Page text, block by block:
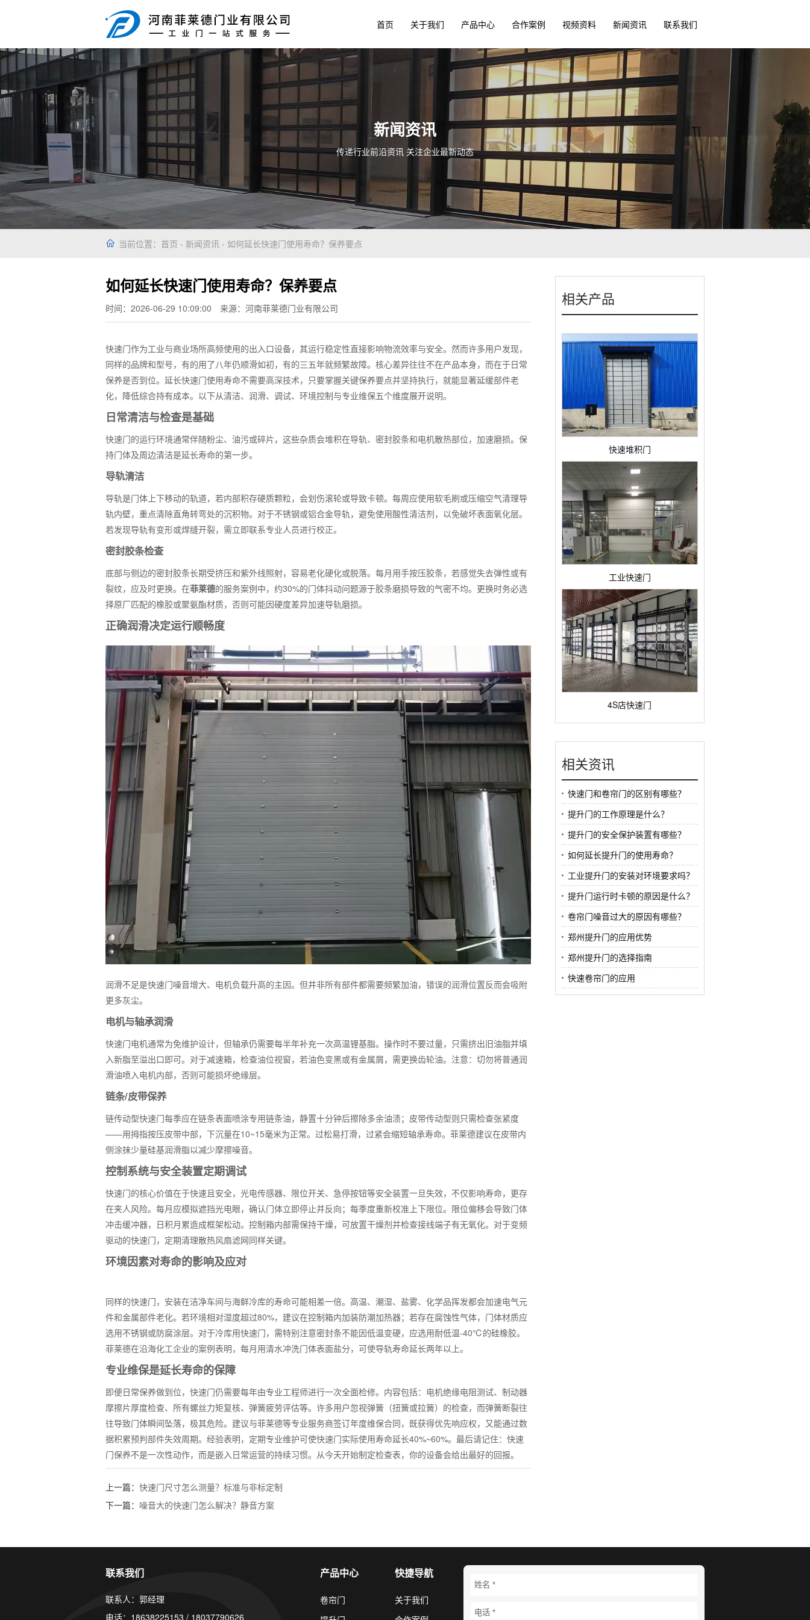
首页 关于我们 产品中心 合作案例 视频资料 新闻资讯 联系我们
新闻资讯
传递行业前沿资讯 关注企业最新动态
当前位置： 首页 - 新闻资讯 - 如何延长快速门使用寿命？保养要点
如何延长快速门使用寿命？保养要点
时间：2026-06-29 10:09:00 来源：河南菲莱德门业有限公司
快速门作为工业与商业场所高频使用的出入口设备，其运行稳定性直接影响物流效率与安全。然而许多用户发现，
同样的品牌和型号，有的用了八年仍顺滑如初，有的三五年就频繁故障。核心差异往往不在产品本身，而在于日常
保养是否到位。延长快速门使用寿命不需要高深技术，只要掌握关键保养要点并坚持执行，就能显著延缓部件老
化，降低综合持有成本。以下从清洁、润滑、调试、环境控制与专业维保五个维度展开说明。
日常清洁与检查是基础
快速门的运行环境通常伴随粉尘、油污或碎片，这些杂质会堆积在导轨、密封胶条和电机散热部位，加速磨损。保
持门体及周边清洁是延长寿命的第一步。
导轨清洁
导轨是门体上下移动的轨道，若内部积存硬质颗粒，会划伤滚轮或导致卡顿。每周应使用软毛刷或压缩空气清理导
轨内壁，重点清除直角转弯处的沉积物。对于不锈钢或铝合金导轨，避免使用酸性清洁剂，以免破坏表面氧化层。
若发现导轨有变形或焊缝开裂，需立即联系专业人员进行校正。
密封胶条检查
底部与侧边的密封胶条长期受挤压和紫外线照射，容易老化硬化或脱落。每月用手按压胶条，若感觉失去弹性或有
裂纹，应及时更换。在菲莱德的服务案例中，约30%的门体抖动问题源于胶条磨损导致的气密不均。更换时务必选
择原厂匹配的橡胶或聚氨酯材质，否则可能因硬度差异加速导轨磨损。
正确润滑决定运行顺畅度
润滑不足是快速门噪音增大、电机负载升高的主因。但并非所有部件都需要频繁加油，错误的润滑位置反而会吸附
更多灰尘。
电机与轴承润滑
快速门电机通常为免维护设计，但轴承仍需要每半年补充一次高温锂基脂。操作时不要过量，只需挤出旧油脂并填
入新脂至溢出口即可。对于减速箱，检查油位视窗，若油色变黑或有金属屑，需更换齿轮油。注意：切勿将普通润
滑油喷入电机内部，否则可能损坏绝缘层。
链条/皮带保养
链传动型快速门每季应在链条表面喷涂专用链条油，静置十分钟后擦除多余油渍；皮带传动型则只需检查张紧度
——用拇指按压皮带中部，下沉量在10~15毫米为正常。过松易打滑，过紧会缩短轴承寿命。菲莱德建议在皮带内
侧涂抹少量硅基润滑脂以减少摩擦噪音。
控制系统与安全装置定期调试
快速门的核心价值在于快速且安全，光电传感器、限位开关、急停按钮等安全装置一旦失效，不仅影响寿命，更存
在夹人风险。每月应模拟遮挡光电眼，确认门体立即停止并反向；每季度重新校准上下限位。限位偏移会导致门体
冲击缓冲器，日积月累造成框架松动。控制箱内部需保持干燥，可放置干燥剂并检查接线端子有无氧化。对于变频
驱动的快速门，定期清理散热风扇滤网同样关键。
环境因素对寿命的影响及应对
同样的快速门，安装在洁净车间与海鲜冷库的寿命可能相差一倍。高温、潮湿、盐雾、化学品挥发都会加速电气元
件和金属部件老化。若环境相对湿度超过80%，建议在控制箱内加装防潮加热器；若存在腐蚀性气体，门体材质应
选用不锈钢或防腐涂层。对于冷库用快速门，需特别注意密封条不能因低温变硬，应选用耐低温-40℃的硅橡胶。
菲莱德在沿海化工企业的案例表明，每月用清水冲洗门体表面盐分，可使导轨寿命延长两年以上。
专业维保是延长寿命的保障
即便日常保养做到位，快速门仍需要每年由专业工程师进行一次全面检修。内容包括：电机绝缘电阻测试、制动器
摩擦片厚度检查、所有螺丝力矩复核、弹簧疲劳评估等。许多用户忽视弹簧（扭簧或拉簧）的检查，而弹簧断裂往
往导致门体瞬间坠落，极其危险。建议与菲莱德等专业服务商签订年度维保合同，既获得优先响应权，又能通过数
据积累预判部件失效周期。经验表明，定期专业维护可使快速门实际使用寿命延长40%~60%。最后请记住：快速
门保养不是一次性动作，而是嵌入日常运营的持续习惯。从今天开始制定检查表，你的设备会给出最好的回报。
上一篇： 快速门尺寸怎么测量？标准与非标定制
下一篇： 噪音大的快速门怎么解决？静音方案
相关产品
快速堆积门
工业快速门
4S店快速门
相关资讯
快速门和卷帘门的区别有哪些？
提升门的工作原理是什么？
提升门的安全保护装置有哪些？
如何延长提升门的使用寿命？
工业提升门的安装对环境要求吗？
提升门运行时卡顿的原因是什么？
卷帘门噪音过大的原因有哪些？
郑州提升门的应用优势
郑州提升门的选择指南
快速卷帘门的应用
联系我们
联系人：郭经理
电话：18638225153 / 18037790626
产品中心
卷帘门
快捷导航
关于我们